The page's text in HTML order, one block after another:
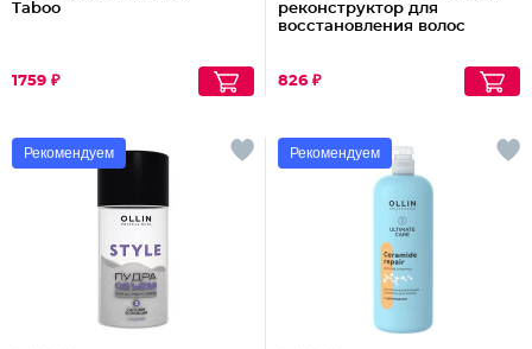
Taboo
1759 ₽
реконструктор для
восстановления волос
826 ₽
Рекомендуем Рекомендуем